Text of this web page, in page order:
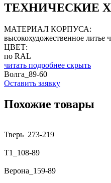
ТЕХНИЧЕСКИЕ
МАТЕРИАЛ КОРПУСА:
высокохудожественное литье
ЦВЕТ:
по RAL
читать подробнее скрыть
Волга_89-60
Оставить заявку
Похожие товары
Тверь_273-219
T1_108-89
Верона_159-89